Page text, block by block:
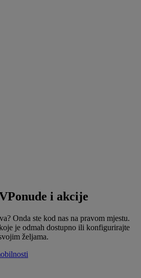
Ponude i akcije
Onda ste kod nas na pravom mjestu.
je odmah dostupno ili konfigurirajte
željama.